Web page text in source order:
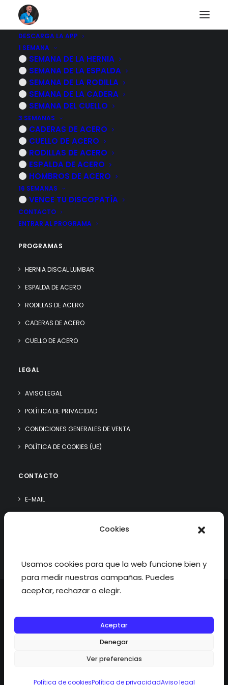
Cookies
Usamos cookies para que la web funcione bien y
para medir nuestras campañas. Puedes
aceptar, rechazar o elegir.
Aceptar
Denegar
Ver preferencias
Política de cookiesPolítica de privacidadAviso legal
DESCARGA LA APP
1 SEMANA
SEMANA DE LA HERNIA
SEMANA DE LA ESPALDA
SEMANA DE LA RODILLA
SEMANA DE LA CADERA
SEMANA DEL CUELLO
3 SEMANAS
CADERAS DE ACERO
CUELLO DE ACERO
RODILLAS DE ACERO
ESPALDA DE ACERO
HOMBROS DE ACERO
16 SEMANAS
VENCE TU DISCOPATÍA
CONTACTO
ENTRAR AL PROGRAMA
Muchas gracias
Espero de todo corazón que mi programa te
ayude a mejorar tu calidad de vida.
ACCEDER A MI CUENTA
PROGRAMAS
HERNIA DISCAL LUMBAR
ESPALDA DE ACERO
RODILLAS DE ACERO
CADERAS DE ACERO
CUELLO DE ACERO
LEGAL
AVISO LEGAL
POLÍTICA DE PRIVACIDAD
CONDICIONES GENERALES DE VENTA
POLÍTICA DE COOKIES (UE)
CONTACTO
E-MAIL
©2026 fisioterapiatualcance todos los derechos reservados.